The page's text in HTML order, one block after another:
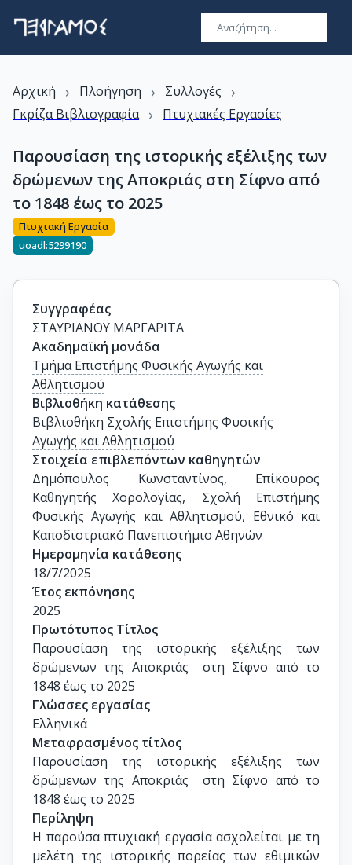
Αρχική › Πλοήγηση › Συλλογές ›
Γκρίζα Βιβλιογραφία › Πτυχιακές Εργασίες
Παρουσίαση της ιστορικής εξέλιξης των
δρώμενων της Αποκριάς στη Σίφνο από
το 1848 έως το 2025
Πτυχιακή Εργασία
uoadl:5299190
Συγγραφέας
ΣΤΑΥΡΙΑΝΟΥ ΜΑΡΓΑΡΙΤΑ
Ακαδημαϊκή μονάδα
Τμήμα Επιστήμης Φυσικής Αγωγής και
Αθλητισμού
Βιβλιοθήκη κατάθεσης
Βιβλιοθήκη Σχολής Επιστήμης Φυσικής
Αγωγής και Αθλητισμού
Στοιχεία επιβλεπόντων καθηγητών
Δημόπουλος Κωνσταντίνος, Επίκουρος
Καθηγητής Χορολογίας, Σχολή Επιστήμης
Φυσικής Αγωγής και Αθλητισμού, Εθνικό και
Καποδιστριακό Πανεπιστήμιο Αθηνών
Ημερομηνία κατάθεσης
18/7/2025
Έτος εκπόνησης
2025
Πρωτότυπος Τίτλος
Παρουσίαση της ιστορικής εξέλιξης των
δρώμενων της Αποκριάς  στη Σίφνο από το
1848 έως το 2025
Γλώσσες εργασίας
Ελληνικά
Μεταφρασμένος τίτλος
Παρουσίαση της ιστορικής εξέλιξης των
δρώμενων της Αποκριάς  στη Σίφνο από το
1848 έως το 2025
Περίληψη
Η παρούσα πτυχιακή εργασία ασχολείται με τη
μελέτη της ιστορικής πορείας των εθιμικών